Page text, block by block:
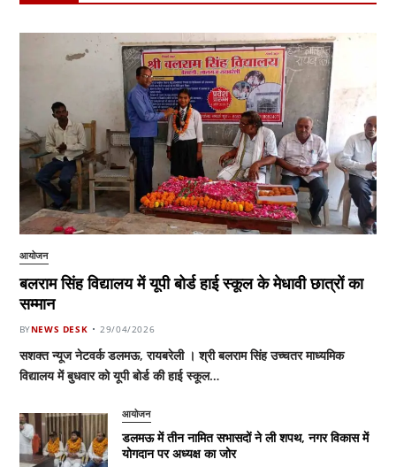
आयोजन
बलराम सिंह विद्यालय में यूपी बोर्ड हाई स्कूल के मेधावी छात्रों का
सम्मान
BYNEWS DESK 29/04/2026
सशक्त न्यूज नेटवर्क डलमऊ, रायबरेली । श्री बलराम सिंह उच्चतर माध्यमिक
विद्यालय में बुधवार को यूपी बोर्ड की हाई स्कूल…
आयोजन
डलमऊ में तीन नामित सभासदों ने ली शपथ, नगर विकास में
योगदान पर अध्यक्ष का जोर